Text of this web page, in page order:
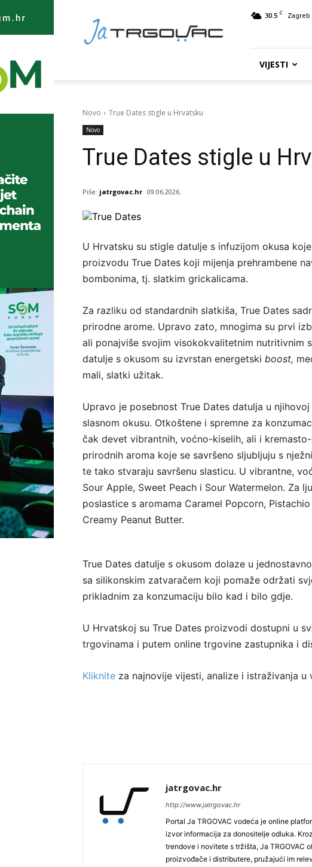
TRGOVAC
30.5 C Zagreb
VIJESTI
Novo True Dates stigle u Hrvatsku
Novo
True Dates stigle u
Piše: jatrgovac.hr 09.06.2026.
U Hrvatsku su stigle datulje s infuzijom okusa
proizvodu True Dates koji mijenja prehrambene
bombonima, tj. slatkim grickalicama.
Za razliku od standardnih slatkiša, True Dates
prirodne arome. Upravo zato, mnogima su prvi
ali ponajviše svojim visokokvalitetnim nutritivnim
datulje s okusom su izvrstan energetski boost,
mali, slatki užitak.
Upravo je posebnost True Dates datulja u
slasnom okusu. Otkoštene i spremne za
čak devet vibrantnih, voćno-kiselih, ali i
prirodnih aroma koje se savršeno sljubljuju s
te tako stvaraju savršenu slasticu. U vibrantne,
Sour Apple, Sweet Peach i Sour Watermelon. Za
poslastice s aromama Caramel Popcorn,
Creamy Peanut Butter.
True Dates datulje s okusom dolaze u
sa silikonskim zatvaračem koji pomaže održati
prikladnim za konzumaciju bilo kad i bilo gdje.
U Hrvatskoj su True Dates proizvodi dostupni u
trgovinama i putem online trgovine zastupnika i
Kliknite za najnovije vijesti, analize i istraživanja u
jatrgovac.hr
http://www.jatrgovac.hr
Portal Ja TRGOVAC vodeća je online
izvor informacija za donositelje odluka.
trendove i novitete s tržišta, Ja TRGOVAC
proizvođače i distributere, pružajući im